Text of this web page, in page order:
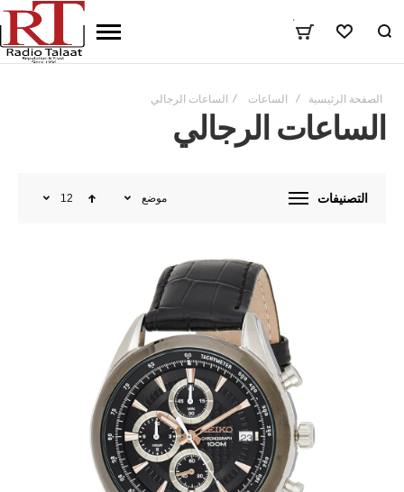
المفضلة
٠
الصفحة الرئيسية الساعات الساعات الرجالي
الساعات الرجالي
التصنيفات موضع 12